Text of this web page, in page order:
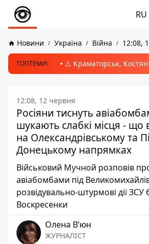
RU
Новини Україна Війна 12:08,
ТОПТЕМИ: ⚠️ Краматорськ,
12:08, 12 червня
Росіяни тиснуть
шукають слабкі місця - що
на Олександрівському та
Донецькому напрямках
Військовий Мучной розповів
авіабомбами під
розвідувально-штурмові дії ЗСУ
Воскресенки
Олена Вʼюн
ЖУРНАЛІСТ